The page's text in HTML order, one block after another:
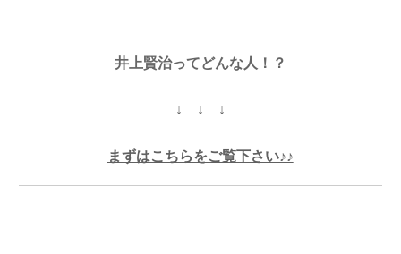
井上賢治ってどんな人！？
↓ ↓ ↓
まずはこちらをご覧下さい♪♪